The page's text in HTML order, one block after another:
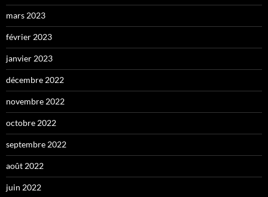
mars 2023
février 2023
janvier 2023
décembre 2022
novembre 2022
octobre 2022
septembre 2022
août 2022
juin 2022